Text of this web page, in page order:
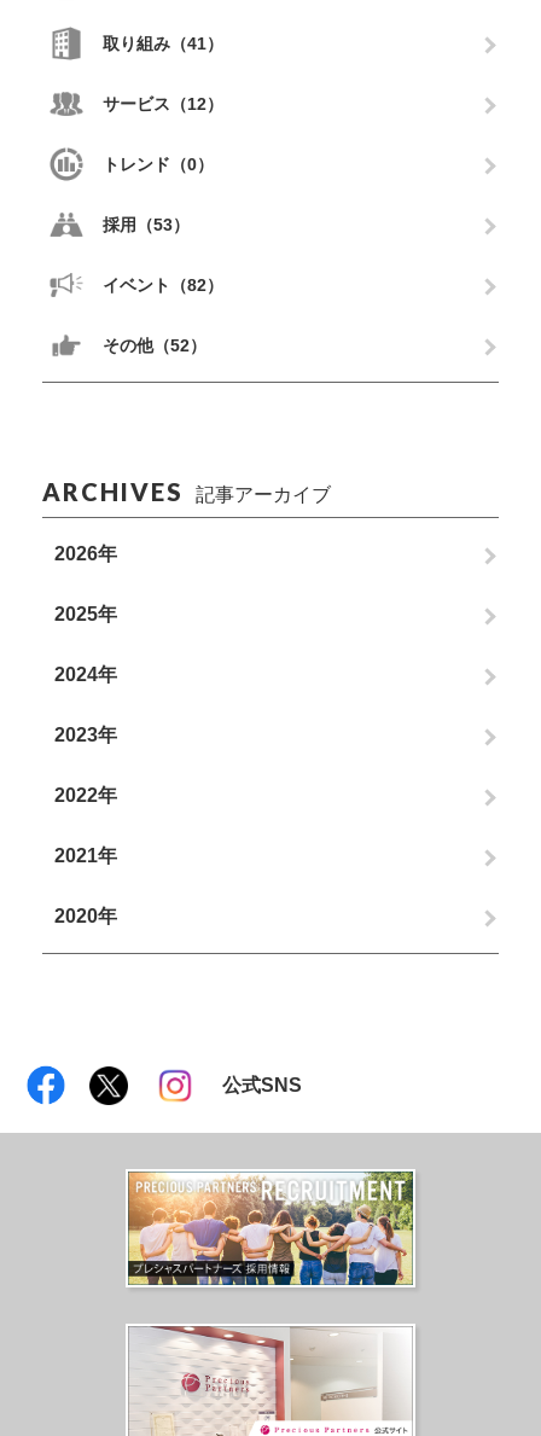
取り組み（41）
サービス（12）
トレンド（0）
採用（53）
イベント（82）
その他（52）
ARCHIVES 記事アーカイブ
2026年
2025年
2024年
2023年
2022年
2021年
2020年
公式SNS